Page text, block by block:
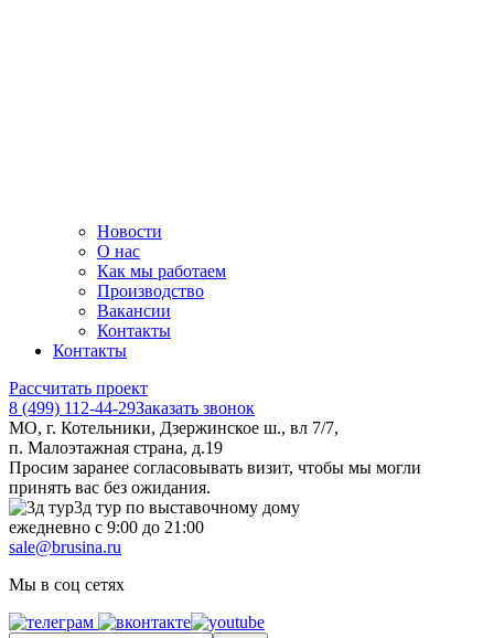
Новости
О нас
Как мы работаем
Производство
Вакансии
Контакты
Контакты
Рассчитать проект
8 (499) 112-44-29Заказать звонок
МО, г. Котельники, Дзержинское ш., вл 7/7,
п. Малоэтажная страна, д.19
Просим заранее согласовывать визит, чтобы мы могли
принять вас без ожидания.
3д тур по выставочному дому
ежедневно с 9:00 до 21:00
sale@brusina.ru
Мы в соц сетях